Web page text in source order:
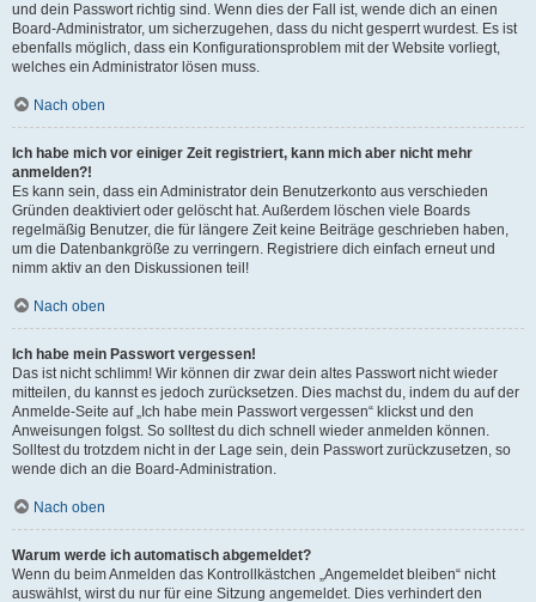
und dein Passwort richtig sind. Wenn dies der Fall ist, wende dich an einen
Board-Administrator, um sicherzugehen, dass du nicht gesperrt wurdest. Es ist
ebenfalls möglich, dass ein Konfigurationsproblem mit der Website vorliegt,
welches ein Administrator lösen muss.
Nach oben
Ich habe mich vor einiger Zeit registriert, kann mich aber nicht mehr
anmelden?!
Es kann sein, dass ein Administrator dein Benutzerkonto aus verschieden
Gründen deaktiviert oder gelöscht hat. Außerdem löschen viele Boards
regelmäßig Benutzer, die für längere Zeit keine Beiträge geschrieben haben,
um die Datenbankgröße zu verringern. Registriere dich einfach erneut und
nimm aktiv an den Diskussionen teil!
Nach oben
Ich habe mein Passwort vergessen!
Das ist nicht schlimm! Wir können dir zwar dein altes Passwort nicht wieder
mitteilen, du kannst es jedoch zurücksetzen. Dies machst du, indem du auf der
Anmelde-Seite auf „Ich habe mein Passwort vergessen“ klickst und den
Anweisungen folgst. So solltest du dich schnell wieder anmelden können.
Solltest du trotzdem nicht in der Lage sein, dein Passwort zurückzusetzen, so
wende dich an die Board-Administration.
Nach oben
Warum werde ich automatisch abgemeldet?
Wenn du beim Anmelden das Kontrollkästchen „Angemeldet bleiben“ nicht
auswählst, wirst du nur für eine Sitzung angemeldet. Dies verhindert den